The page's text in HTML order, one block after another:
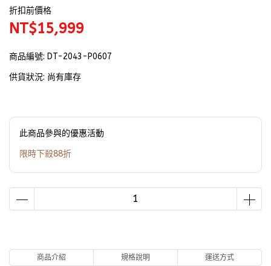
折扣前價格
NT$15,999
商品編號: DT-2043-P0607
供貨狀況: 尚有庫存
此商品參與的優惠活動
限時下殺88折
商品介紹 規格說明 運送方式